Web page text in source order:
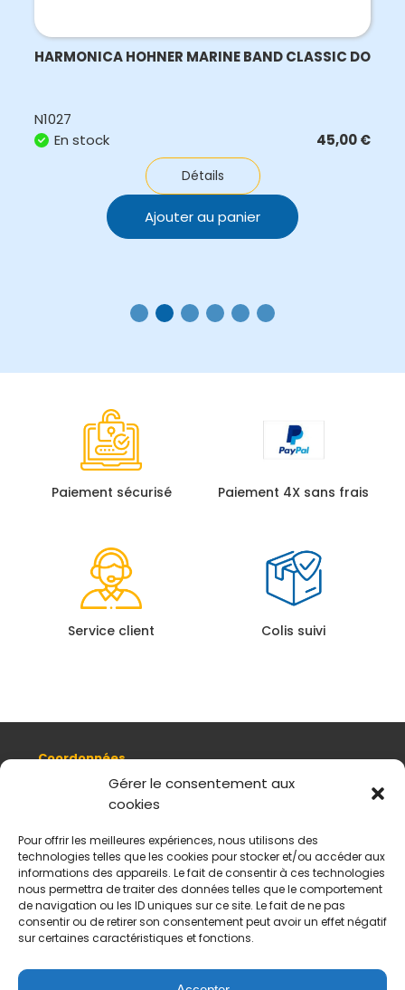
Gérer le consentement aux
cookies
Pour offrir les meilleures expériences, nous utilisons des
technologies telles que les cookies pour stocker et/ou accéder aux
informations des appareils. Le fait de consentir à ces technologies
nous permettra de traiter des données telles que le comportement
de navigation ou les ID uniques sur ce site. Le fait de ne pas
consentir ou de retirer son consentement peut avoir un effet négatif
sur certaines caractéristiques et fonctions.
HARMONICA HOHNER MARINE BAND CLASSIC DO
N1027
En stock
45,00€
Détails
Ajouter au panier
Paiement sécurisé Paiement 4X sans frais
Service client Colis suivi
Coordonnées
8, quai Romain Rolland 69005 Lyon
+ 33 (0)4 78 42 55 04
Plan d'accès
Mentions légales
Politique de données personnelles
CGV
Horaires d’ouverture
Du mardi au samedi :